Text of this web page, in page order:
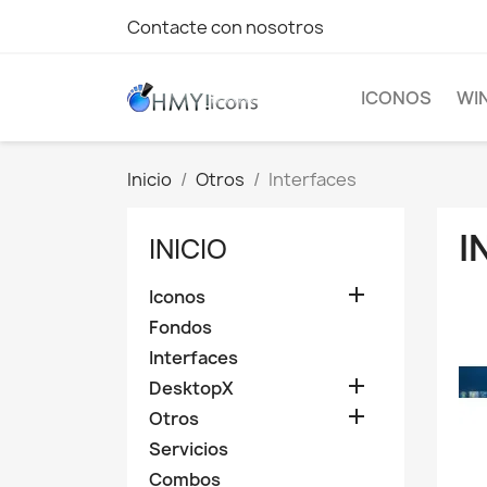
Contacte con nosotros
ICONOS
Inicio Otros Interfaces
INICIO
Iconos 
Fondos
Interfaces
DesktopX

Otros 
Servicios
Combos